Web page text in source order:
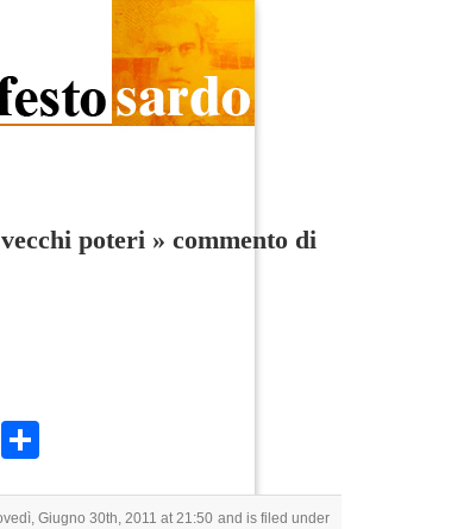
poteri » commento di
WhatsApp
Giugno 30th, 2011 at 21:50 and is filed under